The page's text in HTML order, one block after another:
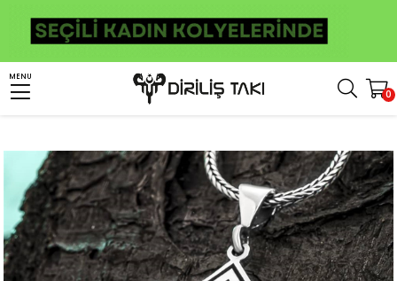
MENU
0
Ayetel Kürsi Kolye
Selçuklu Yıldızı İçerisi Ayetel Kürsi İşlemeli Gümüş Kolye